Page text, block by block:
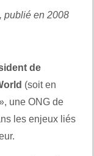
publié en 2008
de
(soit en
une ONG de
les enjeux liés